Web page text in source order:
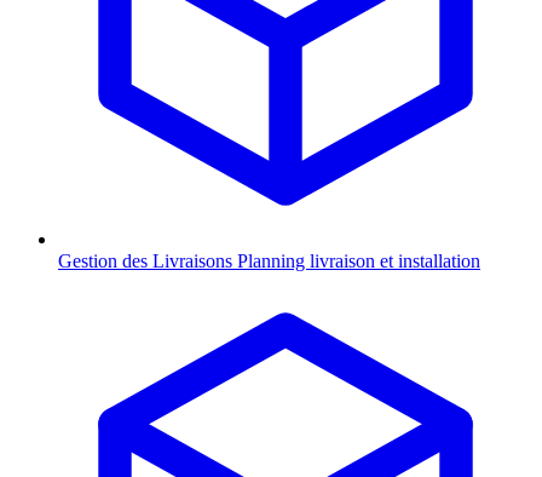
Gestion des Livraisons Planning livraison et installation